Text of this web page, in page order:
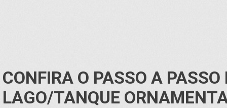
CONFIRA O PASSO A
LAGO/TANQUE